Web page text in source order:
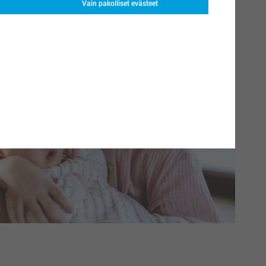
Vain pakolliset evästeet